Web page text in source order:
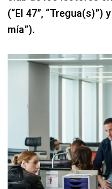
(“El 47”, “Tregua(s)”)
mía”).